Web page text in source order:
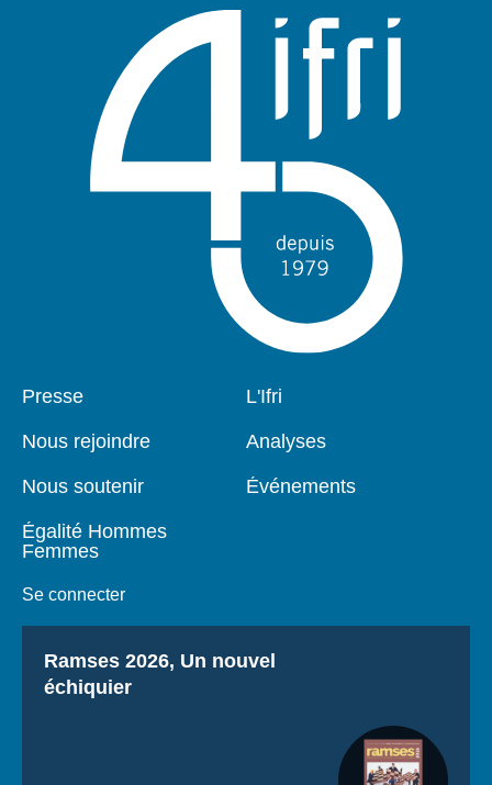
Pied
Presse
Nous rejoindre
Nous soutenir
Égalité Hommes
Femmes
Se connecter
Navigation
L'Ifri
Analyses
Événements
Titre
Ramses 2026, Un nouvel
échiquier